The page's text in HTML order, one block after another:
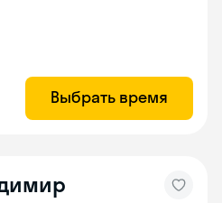
Выбрать время